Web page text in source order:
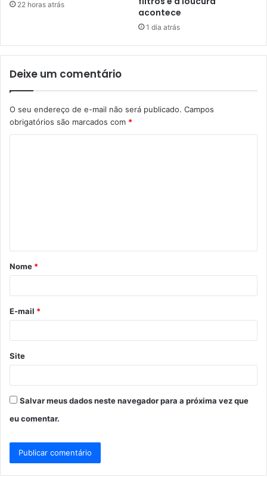
22 horas atrás
acontece
1 dia atrás
Deixe um comentário
O seu endereço de e-mail não será publicado. Campos
obrigatórios são marcados com *
á
r
*
Nome *
E-mail *
Site
Salvar meus dados neste navegador para a próxima vez que
eu comentar.